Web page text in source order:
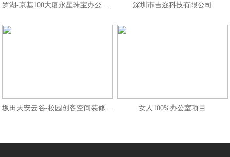
深圳市吉迩科技有限公司
女人100%办公室项目